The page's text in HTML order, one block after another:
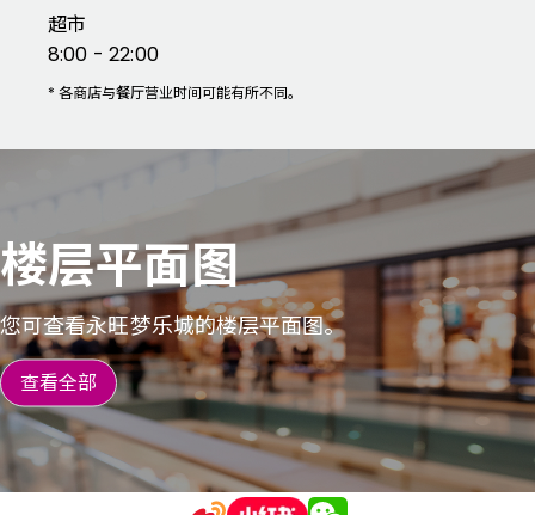
超市
8:00 - 22:00
* 各商店与餐厅营业时间可能有所不同。
楼层平面图
您可查看永旺梦乐城的楼层平面图。
查看全部